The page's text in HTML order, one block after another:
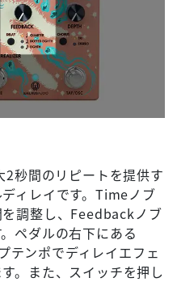
秒間のリピートを提供す
ィレイです。Timeノブ
調整し、Feedbackノブ
ペダルの右下にある
テンポでディレイエフェ
。また、スイッチを押し